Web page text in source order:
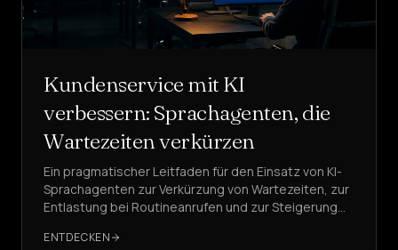
Kundenservice mit KI
verbessern: Sprachagenten, die
Wartezeiten verkürzen
Ein pragmatischer Leitfaden für den Einsatz von KI-
Sprachagenten zur Verkürzung von Wartezeiten, zur
Entlastung bei Routineanrufen und zur Steigerung
Änderungen. DeepAgent ist dabei die
ENTDECKEN